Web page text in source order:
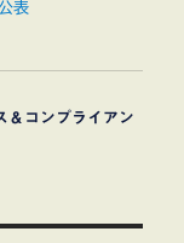
表
＆コンプライアン